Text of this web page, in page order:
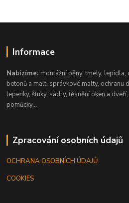
Informace
Nabízíme: montážní pěny, tmely,
betonů a malt, správkové malty, ochranu
lepenky, štuky, sádry, těsnění oken a
pomůcky...
Zpracování osobních údajů
OCHRANA OSOBNÍCH ÚDAJŮ
COOKIES